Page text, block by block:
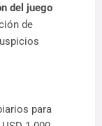
del juego
de
para